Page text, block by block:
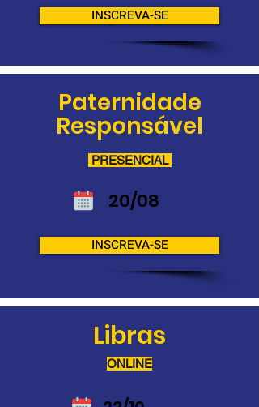
INSCREVA-SE
Paternidade
Responsável
PRESENCIAL
20/08
INSCREVA-SE
Libras
ONLINE